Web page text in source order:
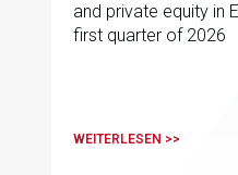
and private equity in
first quarter of 2026
WEITERLESEN >>